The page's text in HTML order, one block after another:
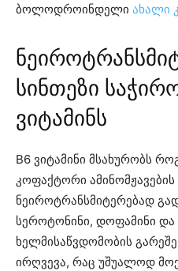
ბოლოდროინდელი ახალი
სინთეზი
ვიტამინს
B6 ვიტამინი მსახურობს
კოფაქტორი
ნეიროტრანსმიტერებად
სეროტონინი, დოფამინი და
ხელმისაწვდომობის
ირღვევა, რაც უშუალოდ